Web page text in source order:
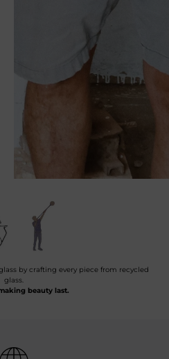
by crafting every piece from recycled
glass.
beauty last.